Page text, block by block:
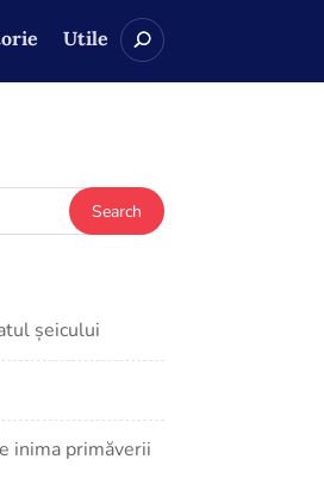
Utile
șeicului
inima primăverii